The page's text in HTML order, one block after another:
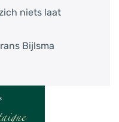
niets laat
Bijlsma